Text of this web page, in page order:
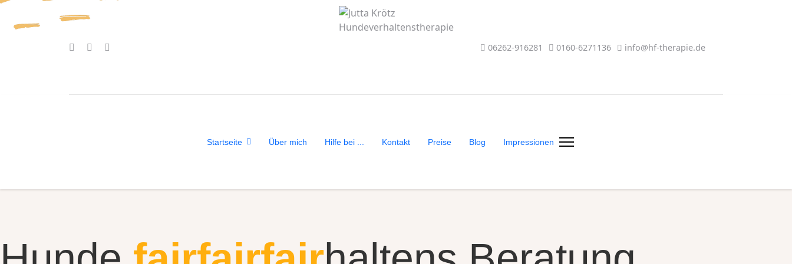
06262-916281 0160-6271136 info@hf-therapie.de
Startseite Über mich Hilfe bei ... Kontakt Preise Blog Impressionen